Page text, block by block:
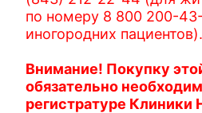
по номеру 8 800 200-
иногородних пациентов).
Внимание! Покупку
обязательно
регистратуре Клиники